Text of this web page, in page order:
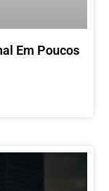
Em Poucos